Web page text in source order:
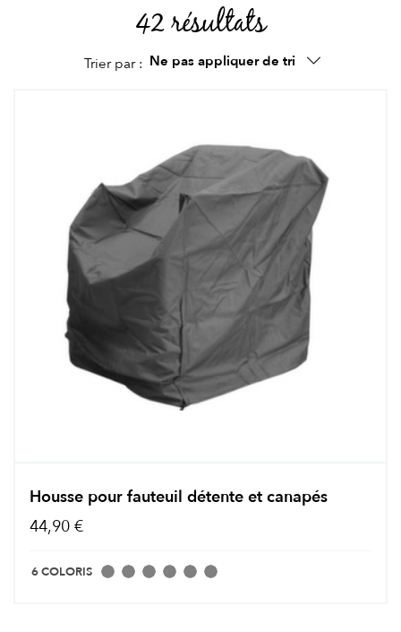
42 résultats
Trier par : Ne pas appliquer de tri
Housse pour fauteuil détente et canapés
44,90 €
6 COLORIS